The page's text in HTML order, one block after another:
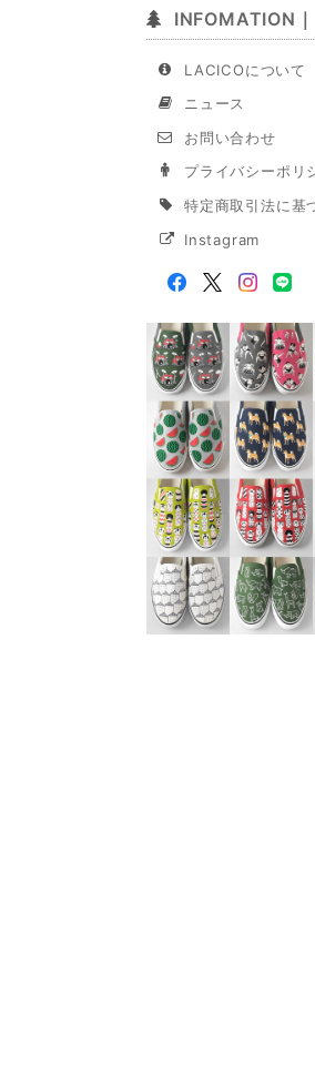
INFOMATION｜
LACICOについて
ニュース
お問い合わせ
プライバシーポリ
特定商取引法に基
Instagram